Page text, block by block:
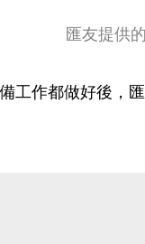
匯友提供
工作都做好後，